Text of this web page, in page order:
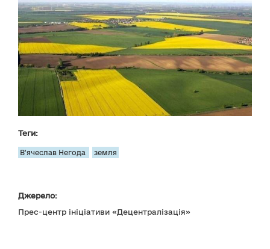
Теги:
В'ячеслав Негода земля
Джерело:
Прес-центр ініціативи «Децентралізація»